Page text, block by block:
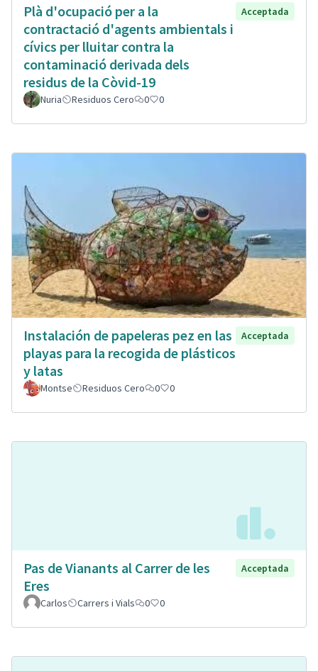
Plà d'ocupació per a la
contractació d'agents ambientals i
cívics per lluitar contra la
contaminació derivada dels
residus de la Còvid-19
Acceptada
Nuria Residuos Cero 0 0
Instalación de papeleras pez en las
playas para la recogida de plásticos
y latas
Acceptada
Montse Residuos Cero 0 0
Pas de Vianants al Carrer de les
Eres
Acceptada
Carlos Carrers i Vials 0 0